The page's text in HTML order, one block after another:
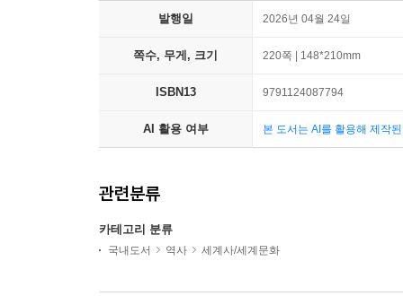
발행일 2026년 04월 24일
쪽수, 무게, 크기 220쪽 | 148*210mm
ISBN13 9791124087794
AI 활용 여부 본 도서는 AI를 활용해 제작
관련분류
카테고리 분류
국내도서 역사 세계사/세계문화